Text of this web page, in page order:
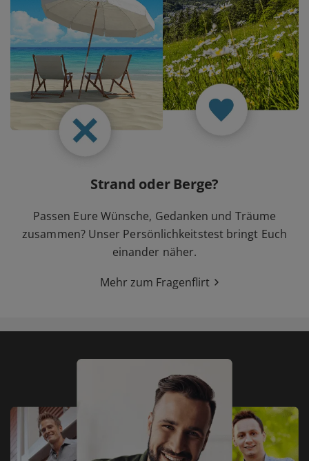
Strand oder Berge?
Passen Eure Wünsche, Gedanken und Träume
zusammen? Unser Persönlichkeitstest bringt Euch
einander näher.
Mehr zum Fragenflirt